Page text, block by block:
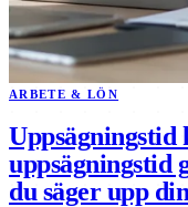
ARBETE & LÖN
uppsägningstid
du säger upp